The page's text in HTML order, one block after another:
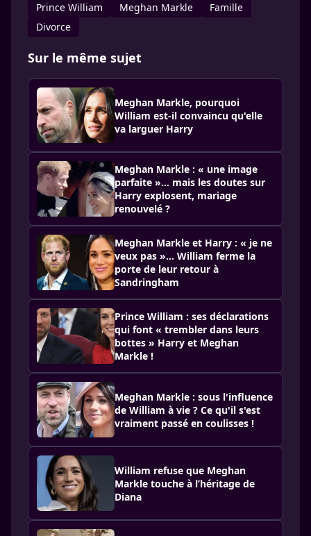
Prince William
Meghan Markle
Famille
Divorce
Sur le même sujet
Meghan Markle, pourquoi
William est-il convaincu qu'elle
va larguer Harry
Meghan Markle : « une image
parfaite »… mais les doutes sur
Harry explosent, mariage
renouvelé ?
Meghan Markle et Harry : « je ne
veux pas »… William ferme la
porte de leur retour à
Sandringham
Prince William : ses déclarations
qui font « trembler dans leurs
bottes » Harry et Meghan
Markle !
Meghan Markle : sous l'influence
de William à vie ? Ce qu'il s'est
vraiment passé en coulisses !
William refuse que Meghan
Markle touche à l’héritage de
Diana